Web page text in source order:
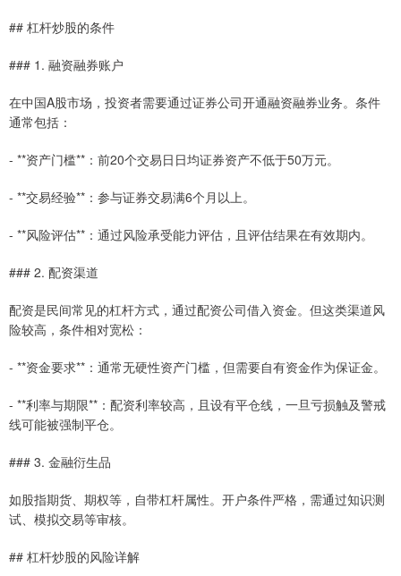
## 杠杆炒股的条件
### 1. 融资融券账户
在中国A股市场，投资者需要通过证券公司开通融资融券业务。条件
通常包括：
- **资产门槛**：前20个交易日日均证券资产不低于50万元。
- **交易经验**：参与证券交易满6个月以上。
- **风险评估**：通过风险承受能力评估，且评估结果在有效期内。
### 2. 配资渠道
配资是民间常见的杠杆方式，通过配资公司借入资金。但这类渠道风
险较高，条件相对宽松：
- **资金要求**：通常无硬性资产门槛，但需要自有资金作为保证金。
- **利率与期限**：配资利率较高，且设有平仓线，一旦亏损触及警戒
线可能被强制平仓。
### 3. 金融衍生品
如股指期货、期权等，自带杠杆属性。开户条件严格，需通过知识测
试、模拟交易等审核。
## 杠杆炒股的风险详解